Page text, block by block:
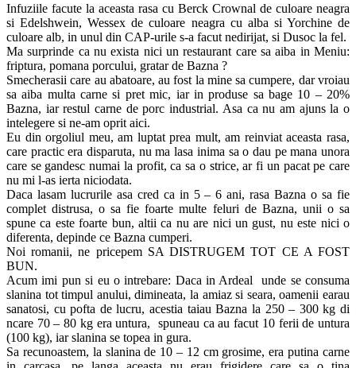
Infuziile facute la aceasta rasa cu Berck Crownal de culoare neagra
si Edelshwein, Wessex de culoare neagra cu alba si Yorchine de
culoare alb, in unul din CAP-urile s-a facut nedirijat, si Dusoc la fel.
Ma surprinde ca nu exista nici un restaurant care sa aiba in Meniu:
friptura, pomana porcului, gratar de Bazna ?
Smecherasii care au abatoare, au fost la mine sa cumpere, dar vroiau
sa aiba multa carne si pret mic, iar in produse sa bage 10 – 20%
Bazna, iar restul carne de porc industrial. Asa ca nu am ajuns la o
intelegere si ne-am oprit aici.
Eu din orgoliul meu, am luptat prea mult, am reinviat aceasta rasa,
care practic era disparuta, nu ma lasa inima sa o dau pe mana unora
care se gandesc numai la profit, ca sa o strice, ar fi un pacat pe care
nu mi l-as ierta niciodata.
Daca lasam lucrurile asa cred ca in 5 – 6 ani, rasa Bazna o sa fie
complet distrusa, o sa fie foarte multe feluri de Bazna, unii o sa
spune ca este foarte bun, altii ca nu are nici un gust, nu este nici o
diferenta, depinde ce Bazna cumperi.
Noi romanii, ne pricepem SA DISTRUGEM TOT CE A FOST
BUN.
Acum imi pun si eu o intrebare: Daca in Ardeal unde se consuma
slanina tot timpul anului, dimineata, la amiaz si seara, oamenii earau
sanatosi, cu pofta de lucru, acestia taiau Bazna la 250 – 300 kg di
ncare 70 – 80 kg era untura, spuneau ca au facut 10 ferii de untura
(100 kg), iar slanina se topea in gura.
Sa recunoastem, la slanina de 10 – 12 cm grosime, era putina carne